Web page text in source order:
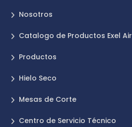
Nosotros
Catalogo de Productos Exel Air
Productos
Hielo Seco
Mesas de Corte
Centro de Servicio Técnico